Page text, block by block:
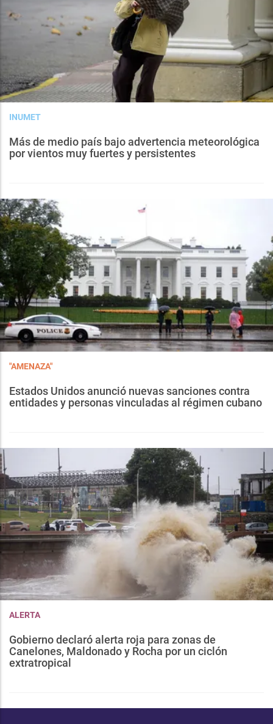
INUMET
Más de medio país bajo advertencia meteorológica
por vientos muy fuertes y persistentes
"AMENAZA"
Estados Unidos anunció nuevas sanciones contra
entidades y personas vinculadas al régimen cubano
ALERTA
Gobierno declaró alerta roja para zonas de
Canelones, Maldonado y Rocha por un ciclón
extratropical